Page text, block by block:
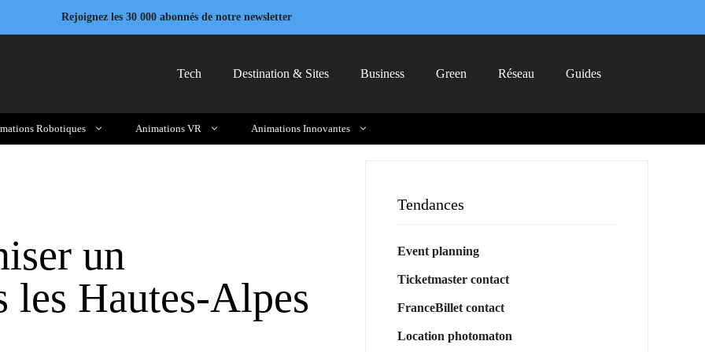
Rejoignez les 30 000 abonnés de notre newsletter
Tech Destination & Sites Business Green Réseau Guides
Robotiques Animations VR Animations Innovantes
un
les Hautes-Alpes
Tendances
Event planning
Ticketmaster contact
FranceBillet contact
Location photomaton